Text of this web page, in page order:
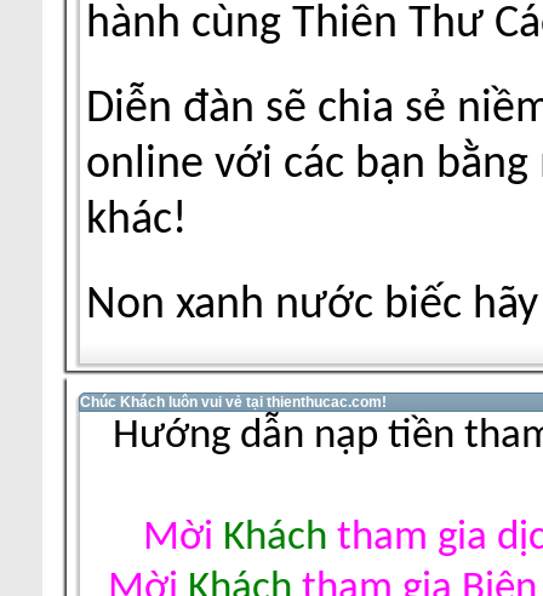
hành cùng Thiên Thư
Diễn đàn sẽ chia sẻ
online với các bạn
khác!
Non xanh nước biếc
Chúc Khách luôn vui vẻ tại thienthucac.com!
Hướng dẫn nạp tiền
Mời Khách tham gia